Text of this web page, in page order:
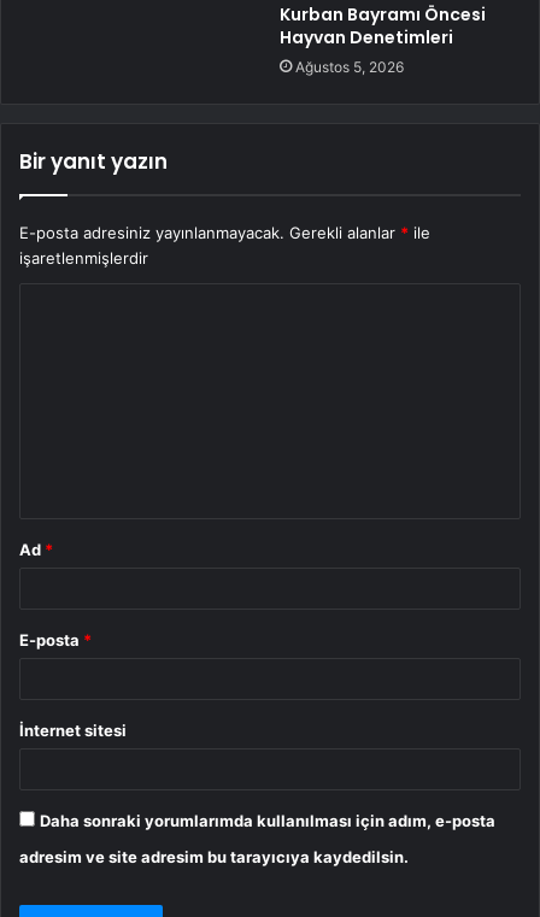
Kurban Bayramı Öncesi
Hayvan Denetimleri
Ağustos 5, 2026
Bir yanıt yazın
E-posta adresiniz yayınlanmayacak. Gerekli alanlar * ile
işaretlenmişlerdir
Ad *
E-posta *
İnternet sitesi
Daha sonraki yorumlarımda kullanılması için adım, e-posta
adresim ve site adresim bu tarayıcıya kaydedilsin.